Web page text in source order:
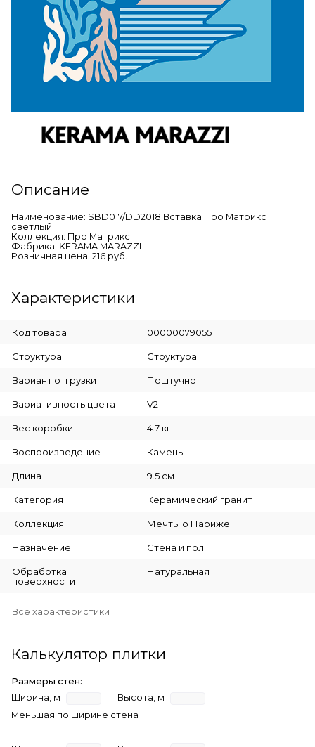
Описание
Наименование: SBD017/DD2018 Вставка Про Матрикс
светлый
Коллекция: Про Матрикс
Фабрика: KERAMA MARAZZI
Розничная цена: 216 руб.
Характеристики
Код товара 00000079055
Cтруктура Структура
Вариант отгрузки Поштучно
Вариативность цвета V2
Вес коробки 4.7 кг
Воспроизведение Камень
Длина 9.5 см
Категория Керамический гранит
Коллекция Мечты о Париже
Назначение Стена и пол
Обработка
поверхности
Натуральная
Все характеристики
Калькулятор плитки
Размеры стен:
Ширина, м
Высота, м
Меньшая по ширине стена